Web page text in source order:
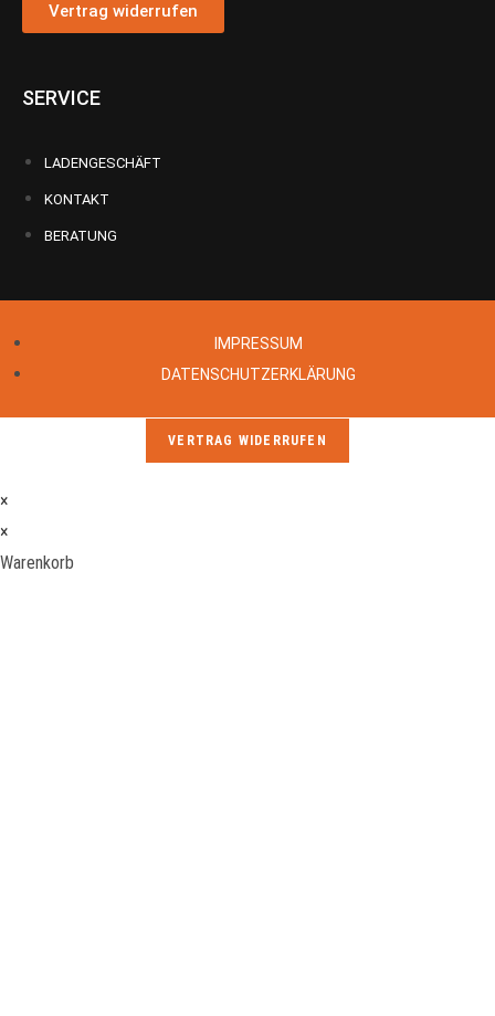
Vertrag widerrufen
SERVICE
LADENGESCHÄFT
KONTAKT
BERATUNG
IMPRESSUM
DATENSCHUTZERKLÄRUNG
VERTRAG WIDERRUFEN
×
×
Warenkorb